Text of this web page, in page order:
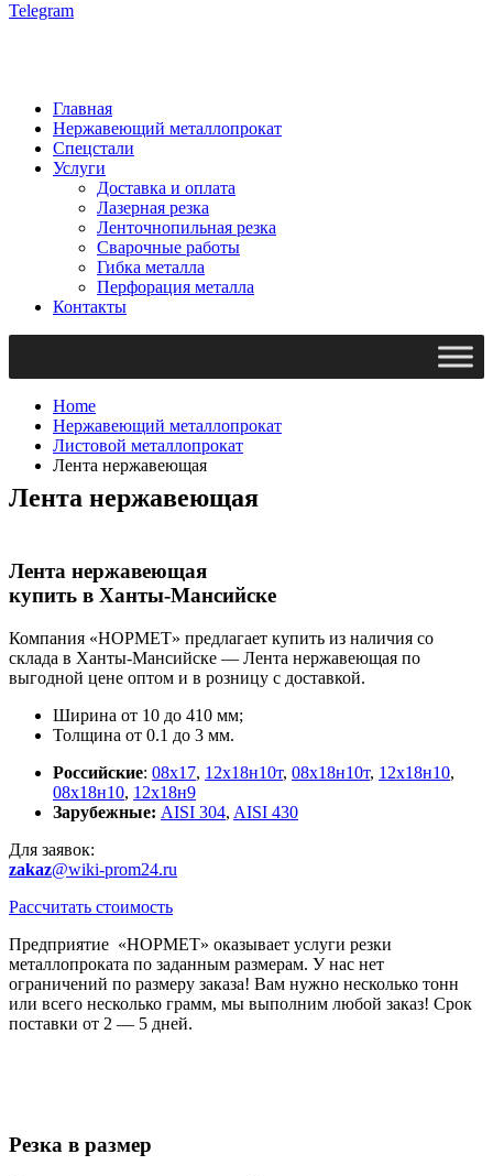
Telegram
Главная
Нержавеющий металлопрокат
Спецстали
Услуги
Доставка и оплата
Лазерная резка
Ленточнопильная резка
Сварочные работы
Гибка металла
Перфорация металла
Контакты
Home
Нержавеющий металлопрокат
Листовой металлопрокат
Лента нержавеющая
Лента нержавеющая
Лента нержавеющая
купить в Ханты-Мансийске
Компания «НОРМЕТ» предлагает купить из наличия со
склада в Ханты-Мансийске — Лента нержавеющая по
выгодной цене оптом и в розницу с доставкой.
Ширина от 10 до 410 мм;
Толщина от 0.1 до 3 мм.
Российские: 08х17, 12х18н10т, 08х18н10т, 12х18н10,
08х18н10, 12х18н9
Зарубежные: AISI 304, AISI 430
Для заявок:
zakaz@wiki-prom24.ru
Рассчитать стоимость
Предприятие «НОРМЕТ» оказывает услуги резки
металлопроката по заданным размерам. У нас нет
ограничений по размеру заказа! Вам нужно несколько тонн
или всего несколько грамм, мы выполним любой заказ! Срок
поставки от 2 — 5 дней.
Резка в размер